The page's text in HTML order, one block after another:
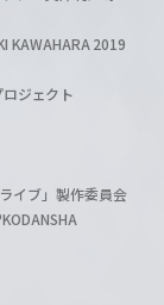
KAWAHARA 2019
ジェクト
イブ」製作委員会